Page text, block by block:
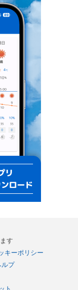
す
キーポリシー
ルプ